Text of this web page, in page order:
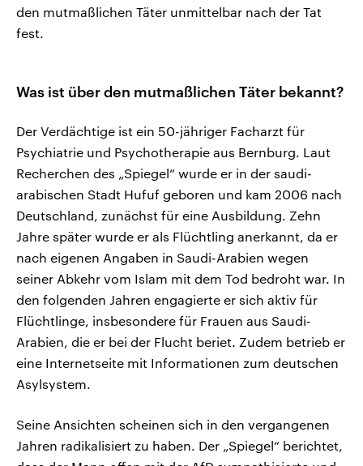
den mutmaßlichen Täter unmittelbar nach der Tat
fest.
Was ist über den mutmaßlichen Täter bekannt?
Der Verdächtige ist ein 50-jähriger Facharzt für
Psychiatrie und Psychotherapie aus Bernburg. Laut
Recherchen des „Spiegel“ wurde er in der saudi-
arabischen Stadt Hufuf geboren und kam 2006 nach
Deutschland, zunächst für eine Ausbildung. Zehn
Jahre später wurde er als Flüchtling anerkannt, da er
nach eigenen Angaben in Saudi-Arabien wegen
seiner Abkehr vom Islam mit dem Tod bedroht war. In
den folgenden Jahren engagierte er sich aktiv für
Flüchtlinge, insbesondere für Frauen aus Saudi-
Arabien, die er bei der Flucht beriet. Zudem betrieb er
eine Internetseite mit Informationen zum deutschen
Asylsystem.
Seine Ansichten scheinen sich in den vergangenen
Jahren radikalisiert zu haben. Der „Spiegel“ berichtet,